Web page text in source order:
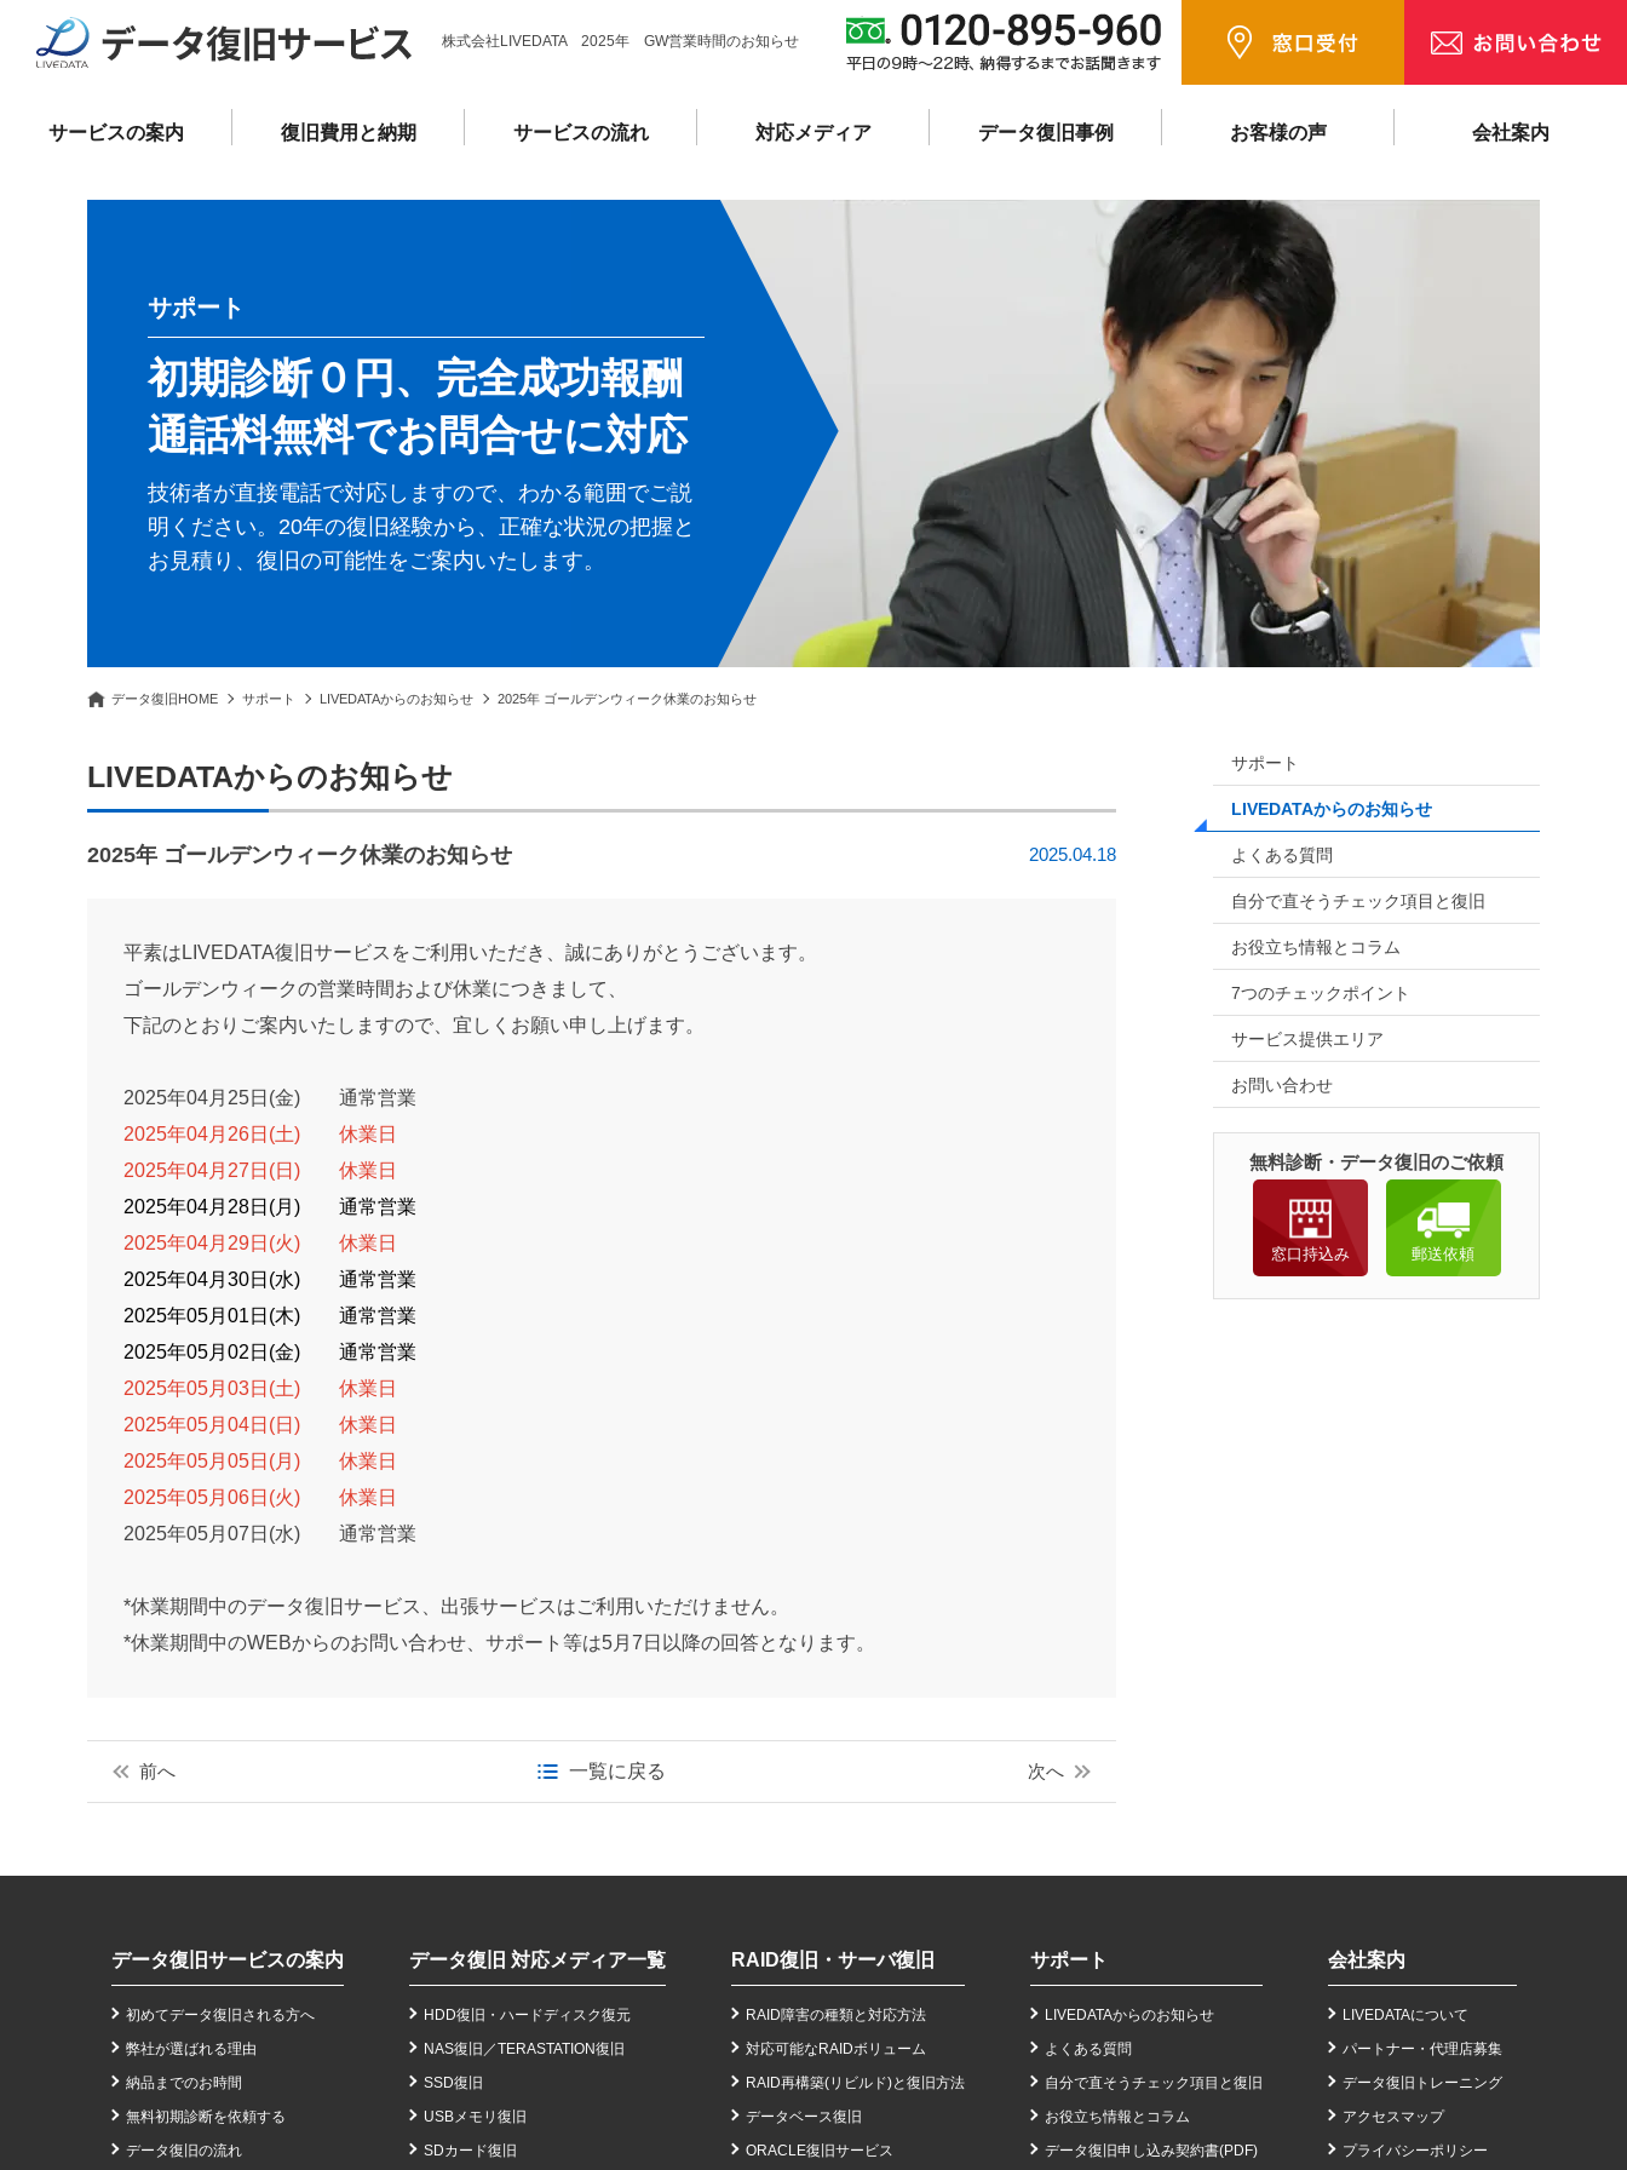
株式会社LIVEDATA 2025年 GW営業時間のお知らせ
サービスの案内 復旧費用と納期 サービスの流れ 対応メディア データ復旧事例 お客様の声 会社案内
サポート
初期診断０円、完全成功報酬
通話料無料でお問合せに対応
技術者が直接電話で対応しますので、わかる範囲でご説
明ください。20年の復旧経験から、正確な状況の把握と
お見積り、復旧の可能性をご案内いたします。
データ復旧HOME サポート LIVEDATAからのお知らせ 2025年 ゴールデンウィーク休業のお知らせ
LIVEDATAからのお知らせ
2025.04.18
2025年 ゴールデンウィーク休業のお知らせ
平素はLIVEDATA復旧サービスをご利用いただき、誠にありがとうございます。
ゴールデンウィークの営業時間および休業につきまして、
下記のとおりご案内いたしますので、宜しくお願い申し上げます。
2025年04月25日(金) 通常営業
2025年04月26日(土) 休業日
2025年04月27日(日) 休業日
2025年04月28日(月) 通常営業
2025年04月29日(火) 休業日
2025年04月30日(水) 通常営業
2025年05月01日(木) 通常営業
2025年05月02日(金) 通常営業
2025年05月03日(土) 休業日
2025年05月04日(日) 休業日
2025年05月05日(月) 休業日
2025年05月06日(火) 休業日
2025年05月07日(水) 通常営業
*休業期間中のデータ復旧サービス、出張サービスはご利用いただけません。
*休業期間中のWEBからのお問い合わせ、サポート等は5月7日以降の回答となります。
前へ 一覧に戻る 次へ
サポート
LIVEDATAからのお知らせ
よくある質問
自分で直そうチェック項目と復旧
お役立ち情報とコラム
7つのチェックポイント
サービス提供エリア
お問い合わせ
無料診断・データ復旧のご依頼
窓口持込み 郵送依頼
データ復旧サービスの案内
初めてデータ復旧される方へ
弊社が選ばれる理由
納品までのお時間
無料初期診断を依頼する
データ復旧の流れ
データ復旧 対応メディア一覧
HDD復旧・ハードディスク復元
NAS復旧 ／TERASTATION復旧
SSD復旧
USBメモリ復旧
SDカード復旧
RAID復旧・サーバ復旧
RAID障害の種類と対応方法
対応可能なRAIDボリューム
RAID再構築(リビルド)と復旧方法
データベース復旧
ORACLE復旧サービス
サポート
LIVEDATAからのお知らせ
よくある質問
自分で直そうチェック項目と復旧
お役立ち情報とコラム
データ復旧申し込み契約書(PDF)
会社案内
LIVEDATAについて
パートナー・代理店募集
データ復旧トレーニング
アクセスマップ
プライバシーポリシー